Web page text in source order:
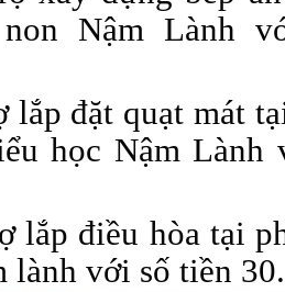
Nậm Lành
lắp đặt quạt mát
học Nậm Lành
lắp điều hòa tại
lành với số tiền